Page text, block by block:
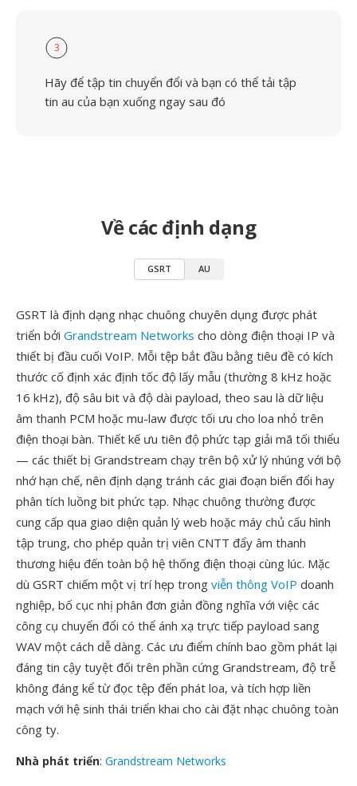
3
Hãy để tập tin chuyển đổi và bạn có thể tải tập
tin au của bạn xuống ngay sau đó
Về các định dạng
GSRT AU
GSRT là định dạng nhạc chuông chuyên dụng được phát
triển bởi Grandstream Networks cho dòng điện thoại IP và
thiết bị đầu cuối VoIP. Mỗi tệp bắt đầu bằng tiêu đề có kích
thước cố định xác định tốc độ lấy mẫu (thường 8 kHz hoặc
16 kHz), độ sâu bit và độ dài payload, theo sau là dữ liệu
âm thanh PCM hoặc mu-law được tối ưu cho loa nhỏ trên
điện thoại bàn. Thiết kế ưu tiên độ phức tạp giải mã tối thiểu
— các thiết bị Grandstream chạy trên bộ xử lý nhúng với bộ
nhớ hạn chế, nên định dạng tránh các giai đoạn biến đổi hay
phân tích luồng bit phức tạp. Nhạc chuông thường được
cung cấp qua giao diện quản lý web hoặc máy chủ cấu hình
tập trung, cho phép quản trị viên CNTT đẩy âm thanh
thương hiệu đến toàn bộ hệ thống điện thoại cùng lúc. Mặc
dù GSRT chiếm một vị trí hẹp trong viễn thông VoIP doanh
nghiệp, bố cục nhị phân đơn giản đồng nghĩa với việc các
công cụ chuyển đổi có thể ánh xạ trực tiếp payload sang
WAV một cách dễ dàng. Các ưu điểm chính bao gồm phát lại
đáng tin cậy tuyệt đối trên phần cứng Grandstream, độ trễ
không đáng kể từ đọc tệp đến phát loa, và tích hợp liền
mạch với hệ sinh thái triển khai cho cài đặt nhạc chuông toàn
công ty.
Nhà phát triển: Grandstream Networks